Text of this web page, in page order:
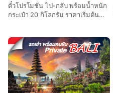
ตั๋วโปรโมชั่น ไป-กลับ พร้อมน้ำหนัก
กระเป๋า 20 กิโลกรัม ราคาเริ่มต้น